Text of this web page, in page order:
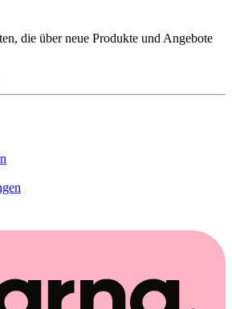
die über neue Produkte und Angebote